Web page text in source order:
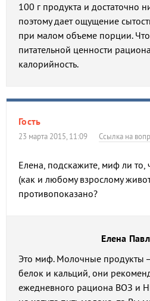
100 г продукта и достаточно
поэтому дает ощущение
при малом объеме порции.
питательной ценности
калорийность.
Гость
23 марта 2015, 11:09 Ссылка на
Елена, подскажите, миф ли то,
(как и любому взрослому
противопоказано?
Елена
Это миф. Молочные продукты
белок и кальций, они
ежедневного рациона ВОЗ и